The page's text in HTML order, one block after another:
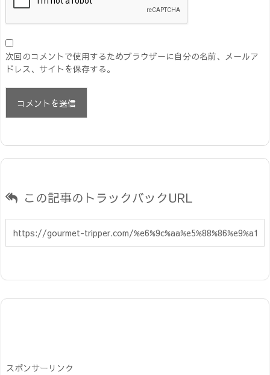
次回のコメントで使用するためブラウザーに自分の名前、メールア
ドレス、サイトを保存する。
この記事のトラックバックURL
スポンサーリンク